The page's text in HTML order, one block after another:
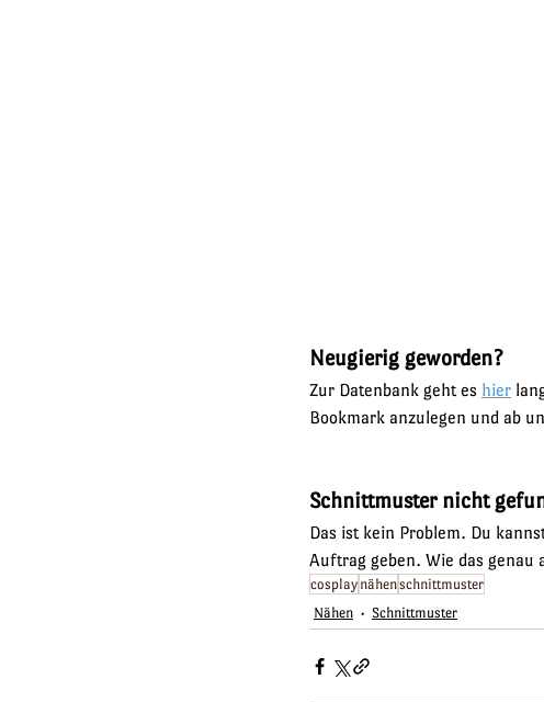
Neugierig geworden?
Zur Datenbank geht es hier
Bookmark anzulegen und ab
Schnittmuster nicht
Das ist kein Problem. Du
Auftrag geben. Wie das genau
cosplay nähenschnittmuster
Nähen
Schnittmuster